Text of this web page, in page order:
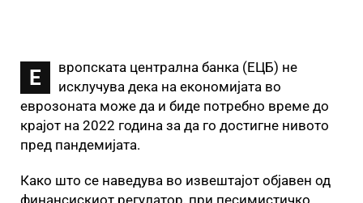
Е
вропската централна банка (ЕЦБ) не
исклучува дека на економијата во
еврозоната може да и биде потребно време до
крајот на 2022 година за да го достигне нивото
пред пандемијата.
Како што се наведува во извештајот објавен од
финансискиот регулатор, при песимистичко